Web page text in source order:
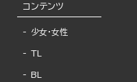
コンテンツ
少女・女性
TL
BL